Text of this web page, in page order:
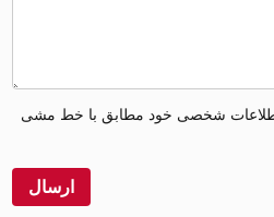
شخصی خود مطابق با خط مشی
ارسال